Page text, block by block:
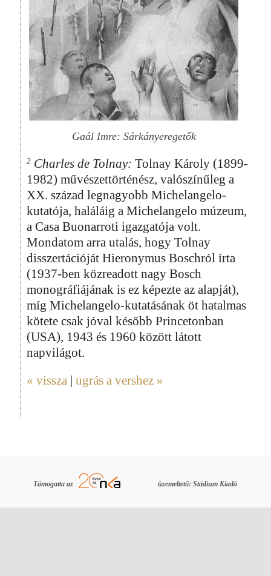
Gaál Imre: Sárkányeregetők
2 Charles de Tolnay: Tolnay Károly (1899-
1982) művészettörténész, valószínűleg a
XX. század legnagyobb Michelangelo-
kutatója, haláláig a Michelangelo múzeum,
a Casa Buonarroti igazgatója volt.
Mondatom arra utalás, hogy Tolnay
disszertációját Hieronymus Boschról írta
(1937-ben közreadott nagy Bosch
monográfiájának is ez képezte az alapját),
míg Michelangelo-kutatásának öt hatalmas
kötete csak jóval később Princetonban
(USA), 1943 és 1960 között látott
napvilágot.
« vissza ugrás a vershez »
Támogatta az üzemeltető: Stádium Kiadó